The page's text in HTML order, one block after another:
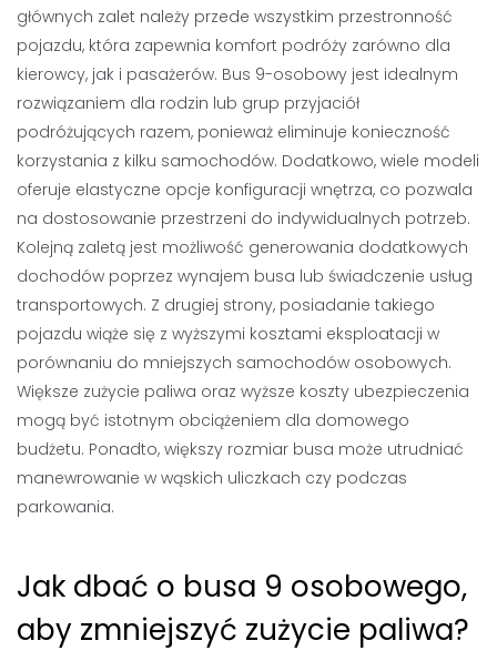
głównych zalet należy przede wszystkim przestronność
pojazdu, która zapewnia komfort podróży zarówno dla
kierowcy, jak i pasażerów. Bus 9-osobowy jest idealnym
rozwiązaniem dla rodzin lub grup przyjaciół
podróżujących razem, ponieważ eliminuje konieczność
korzystania z kilku samochodów. Dodatkowo, wiele modeli
oferuje elastyczne opcje konfiguracji wnętrza, co pozwala
na dostosowanie przestrzeni do indywidualnych potrzeb.
Kolejną zaletą jest możliwość generowania dodatkowych
dochodów poprzez wynajem busa lub świadczenie usług
transportowych. Z drugiej strony, posiadanie takiego
pojazdu wiąże się z wyższymi kosztami eksploatacji w
porównaniu do mniejszych samochodów osobowych.
Większe zużycie paliwa oraz wyższe koszty ubezpieczenia
mogą być istotnym obciążeniem dla domowego
budżetu. Ponadto, większy rozmiar busa może utrudniać
manewrowanie w wąskich uliczkach czy podczas
parkowania.
Jak dbać o busa 9 osobowego,
aby zmniejszyć zużycie paliwa?